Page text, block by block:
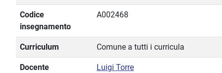
Codice
insegnamento
A002468
Curriculum Comune a tutti i curricula
Docente
Luigi Torre